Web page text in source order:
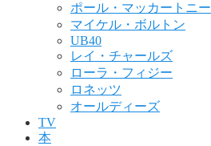
ポール・マッカートニー
マイケル・ボルトン
UB40
レイ・チャールズ
ローラ・フィジー
ロネッツ
オールディーズ
TV
本